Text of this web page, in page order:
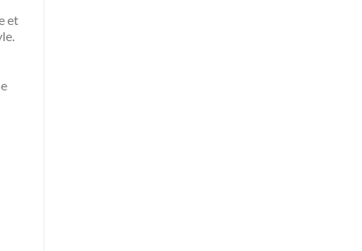
et